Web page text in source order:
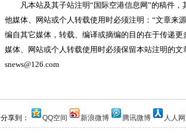
凡本站及其子站注明“国际空港信息网”的稿件，
他媒体、网站或个人转载使用时必须注明：“文章来
编自其它媒体，转载、编译或摘编的目的在于传递
媒体、网站或个人转载使用时必须保留本站注明的
snews@126.com
分享到： QQ空间 新浪微博 腾讯微博 人人网